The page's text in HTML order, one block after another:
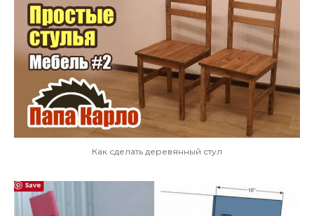
Как сделать деревянный стул